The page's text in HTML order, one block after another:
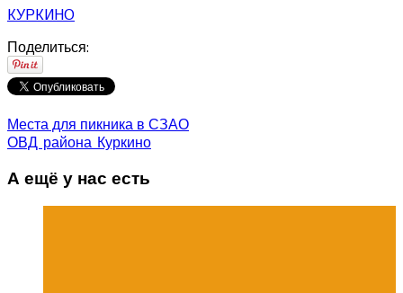
КУРКИНО
Поделиться:
Места для пикника в СЗАО
ОВД района Куркино
А ещё у нас есть